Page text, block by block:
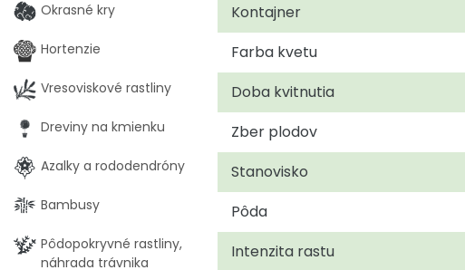
Kontajner
Farba kvetu
Doba kvitnutia
Zber plodov
Stanovisko
Pôda
Intenzita rastu
Okrasné kry
Hortenzie
Vresoviskové rastliny
Dreviny na kmienku
Azalky a rododendróny
Bambusy
Pôdopokryvné rastliny,
náhrada trávnika